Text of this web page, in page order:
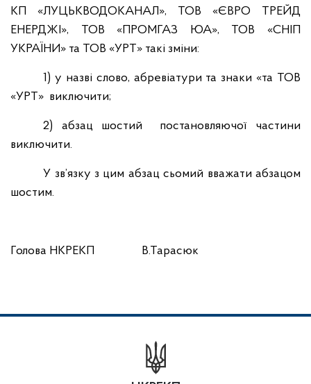
КП «ЛУЦЬКВОДОКАНАЛ», ТОВ «ЄВРО ТРЕЙД
ЕНЕРДЖІ», ТОВ «ПРОМГАЗ ЮА», ТОВ «СНІП
УКРАЇНИ» та ТОВ «УРТ» такі зміни:
1) у назві слово, абревіатури та знаки «та ТОВ
«УРТ» виключити;
2) абзац шостий постановляючої частини
виключити.
У зв’язку з цим абзац сьомий вважати абзацом
шостим.
Голова НКРЕКП В.Тарасюк